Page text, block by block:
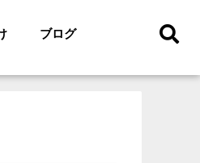
ブログ